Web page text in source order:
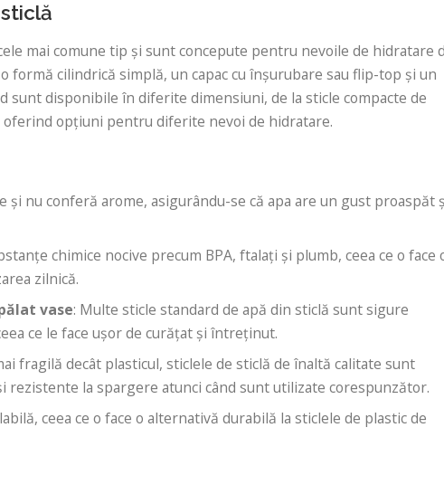
mai comune tip și sunt concepute pentru nevoile de hidratare
formă cilindrică simplă, un capac cu înșurubare sau flip-top și un
sunt disponibile în diferite dimensiuni, de la sticle compacte de
oferind opțiuni pentru diferite nevoi de hidratare.
și nu conferă arome, asigurându-se că apa are un gust proaspăt
chimice nocive precum BPA, ftalați și plumb, ceea ce o face
zilnică.
vase: Multe sticle standard de apă din sticlă sunt sigure
ce le face ușor de curățat și întreținut.
fragilă decât plasticul, sticlele de sticlă de înaltă calitate sunt
rezistente la spargere atunci când sunt utilizate corespunzător.
ceea ce o face o alternativă durabilă la sticlele de plastic de